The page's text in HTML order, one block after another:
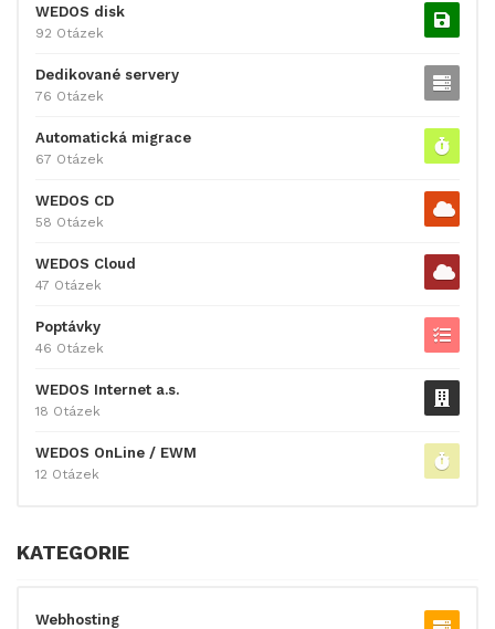
WEDOS disk
92 Otázek
Dedikované servery
76 Otázek
Automatická migrace
67 Otázek
WEDOS CD
58 Otázek
WEDOS Cloud
47 Otázek
Poptávky
46 Otázek
WEDOS Internet a.s.
18 Otázek
WEDOS OnLine / EWM
12 Otázek
KATEGORIE
Webhosting